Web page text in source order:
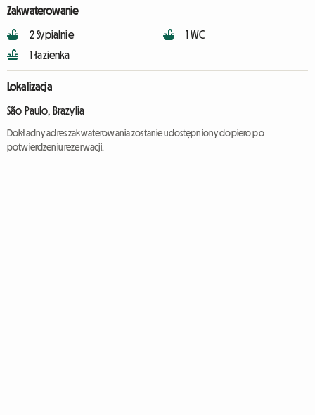
Zakwaterowanie
2 Sypialnie
1 łazienka
1 WC
Lokalizacja
São Paulo, Brazylia
Dokładny adres zakwaterowania zostanie udostępniony dopiero po
potwierdzeniu rezerwacji.